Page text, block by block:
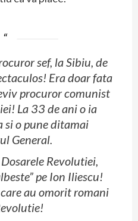
sef, la Sibiu, de
Era doar fata
procuror comunist
La 33 de ani o ia
si o pune ditamai
General.
Revolutiei,
pe Ion Iliescu!
au omorit romani